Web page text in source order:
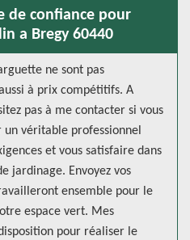
de confiance pour
a Bregy 60440
ne sont pas
à prix compétitifs. A
pas à me contacter si vous
véritable professionnel
et vous satisfaire dans
jardinage. Envoyez vos
ensemble pour le
espace vert. Mes
pour réaliser le